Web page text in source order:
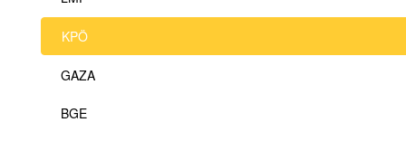
KPÖ
GAZA
BGE